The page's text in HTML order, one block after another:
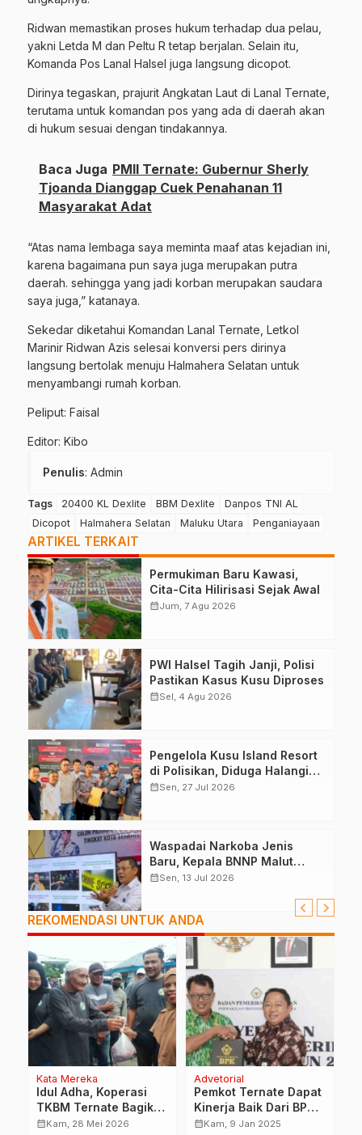
Ridwan memastikan proses hukum terhadap dua pelau,
yakni Letda M dan Peltu R tetap berjalan. Selain itu,
Komanda Pos Lanal Halsel juga langsung dicopot.
Dirinya tegaskan, prajurit Angkatan Laut di Lanal Ternate,
terutama untuk komandan pos yang ada di daerah akan
di hukum sesuai dengan tindakannya.
Baca Juga PMII Ternate: Gubernur Sherly
Tjoanda Dianggap Cuek Penahanan 11
Masyarakat Adat
“Atas nama lembaga saya meminta maaf atas kejadian ini,
karena bagaimana pun saya juga merupakan putra
daerah. sehingga yang jadi korban merupakan saudara
saya juga,” katanaya.
Sekedar diketahui Komandan Lanal Ternate, Letkol
Marinir Ridwan Azis selesai konversi pers dirinya
langsung bertolak menuju Halmahera Selatan untuk
menyambangi rumah korban.
Peliput: Faisal
Editor: Kibo
Penulis: Admin
Tags 20400 KL Dexlite BBM Dexlite
Danpos TNI AL
Dicopot
Halmahera Selatan Maluku Utara Penganiayaan
ARTIKEL TERKAIT
Permukiman Baru Kawasi,
Cita-Cita Hilirisasi Sejak Awal
calendar_monthJum, 7 Agu 2026
PWI Halsel Tagih Janji, Polisi
Pastikan Kasus Kusu Diproses
calendar_monthSel, 4 Agu 2026
Pengelola Kusu Island Resort
di Polisikan, Diduga Halangi
Kerja Jurnalis
calendar_monthSen, 27 Jul 2026
Waspadai Narkoba Jenis
Baru, Kepala BNNP Malut
Bekali Capaska Ternate
calendar_monthSen, 13 Jul 2026
REKOMENDASI UNTUK ANDA
Kata Mereka
Idul Adha, Koperasi
TKBM Ternate Bagikan
530 Kupon Kurban
calendar_monthKam, 28 Mei 2026
Advetorial
Pemkot Ternate Dapat
Kinerja Baik Dari BPK
RI Perwakilan Malut
calendar_monthKam, 9 Jan 2025